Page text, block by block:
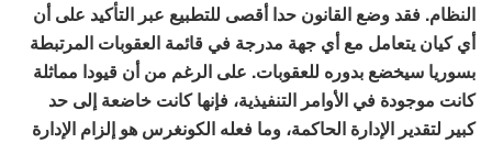
النظام. فقد وضع القانون حدا أقصى للتطبيع عبر التأكيد على أن
أي كيان يتعامل مع أي جهة مدرجة في قائمة العقوبات المرتبطة
بسوريا سيخضع بدوره للعقوبات. على الرغم من أن قيودا مماثلة
كانت موجودة في الأوامر التنفيذية، فإنها كانت خاضعة إلى حد
كبير لتقدير الإدارة الحاكمة، وما فعله الكونغرس هو إلزام الإدارة